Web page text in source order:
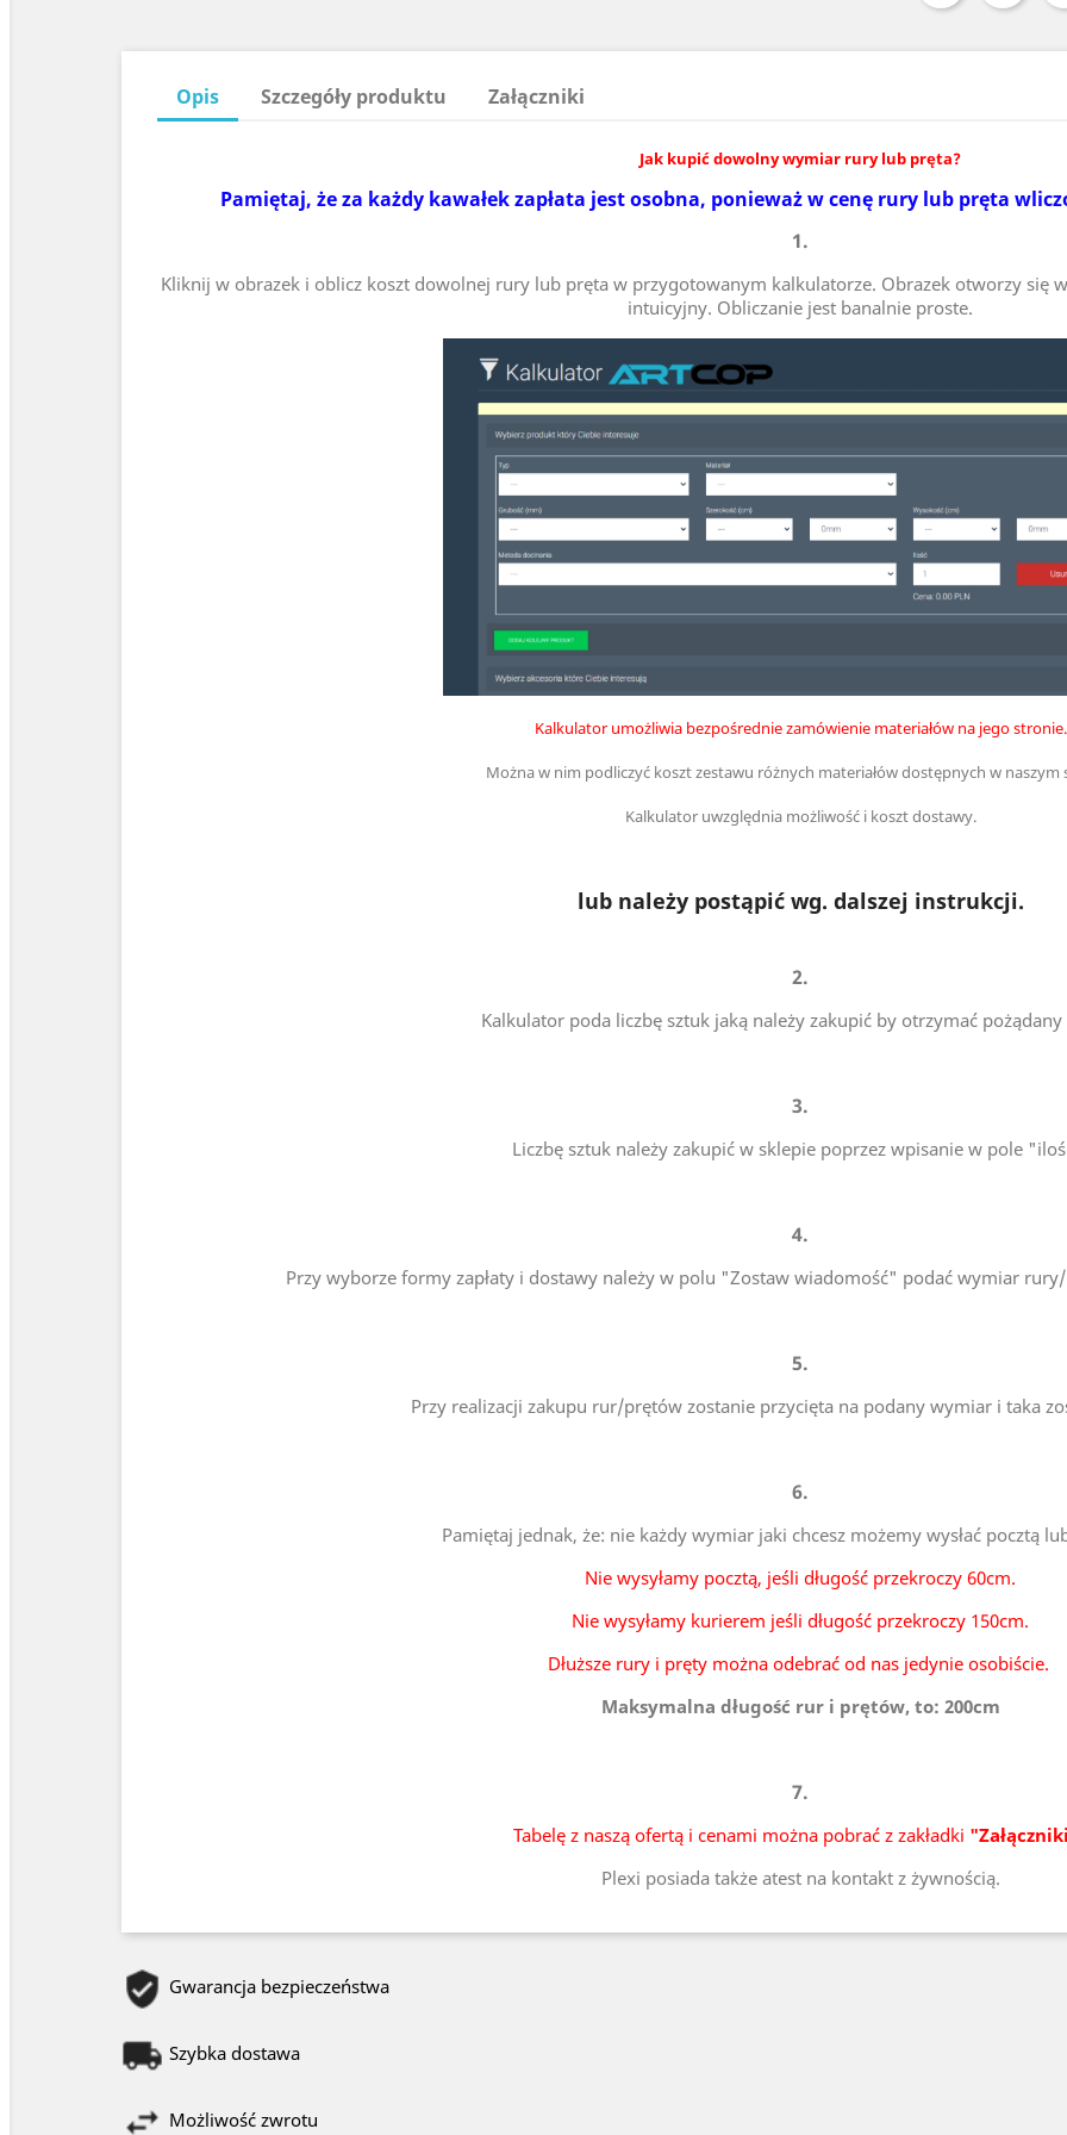
Opis Szczegóły produktu Załączniki
Jak kupić dowolny wymiar rury lub pręta?
Pamiętaj, że za każdy kawałek zapłata jest osobna, ponieważ w cenę rury lub pręta
1.
Kliknij w obrazek i oblicz koszt dowolnej rury lub pręta w przygotowanym kalkulatorze. Obrazek otworzy się
intuicyjny. Obliczanie jest banalnie proste.
Kalkulator umożliwia bezpośrednie zamówienie materiałów na jego stronie.
Można w nim podliczyć koszt zestawu różnych materiałów dostępnych w naszym
Kalkulator uwzględnia możliwość i koszt dostawy.
lub należy postąpić wg. dalszej instrukcji.
2.
Kalkulator poda liczbę sztuk jaką należy zakupić by otrzymać
3.
Liczbę sztuk należy zakupić w sklepie poprzez wpisanie w pole
4.
Przy wyborze formy zapłaty i dostawy należy w polu "Zostaw wiadomość" podać wymiar
5.
Przy realizacji zakupu rur/prętów zostanie przycięta na podany wymiar i taka
6.
Pamiętaj jednak, że: nie każdy wymiar jaki chcesz możemy wysłać pocztą
Nie wysyłamy pocztą, jeśli długość przekroczy 60cm.
Nie wysyłamy kurierem jeśli długość przekroczy 150cm.
Dłuższe rury i pręty można odebrać od nas jedynie osobiście.
Maksymalna długość rur i prętów, to: 200cm
7.
Tabelę z naszą ofertą i cenami można pobrać z zakładki
Plexi posiada także atest na kontakt z żywnością.
Gwarancja bezpieczeństwa
Szybka dostawa
Możliwość zwrotu